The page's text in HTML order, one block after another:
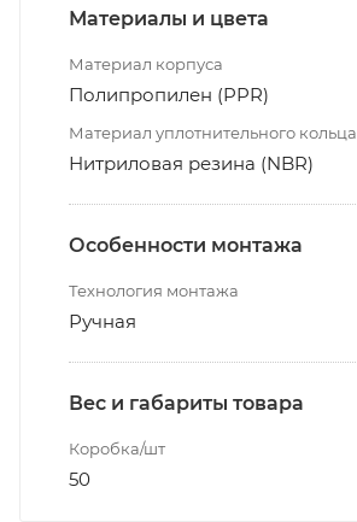
Материалы и цвета
Материал корпуса
Полипропилен (PPR)
Материал уплотнительного кольца
Нитриловая резина (NBR)
Особенности монтажа
Технология монтажа
Ручная
Вес и габариты товара
Коробка/шт
50